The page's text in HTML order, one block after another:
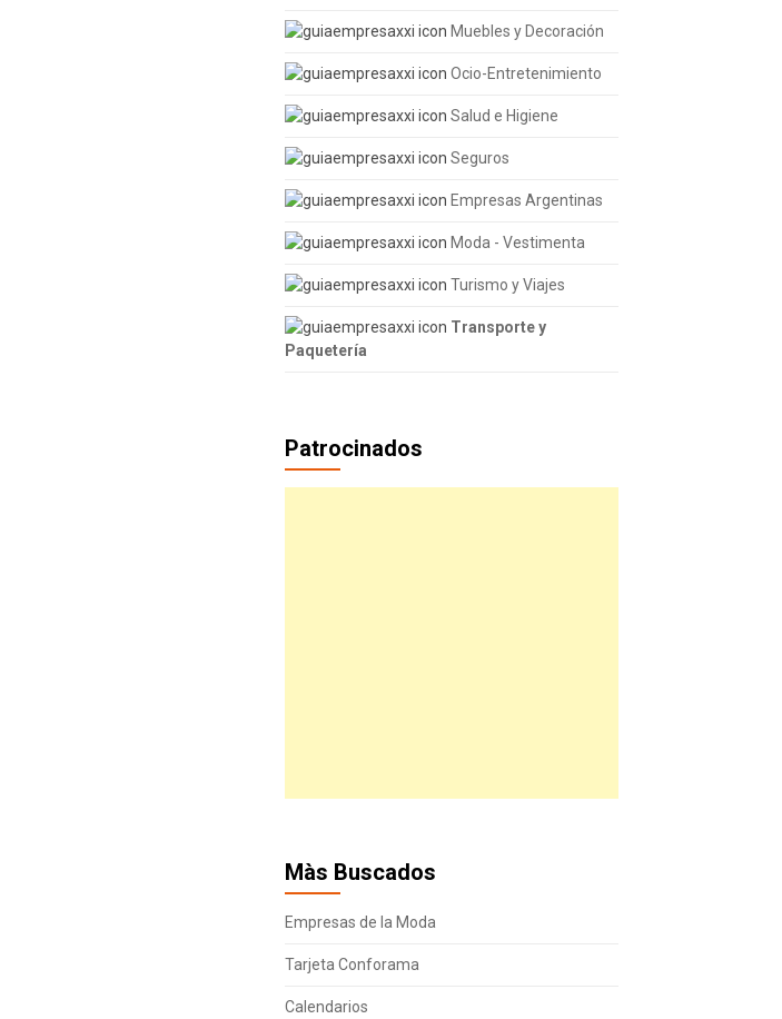
Muebles y Decoración
Ocio-Entretenimiento
Salud e Higiene
Seguros
Empresas Argentinas
Moda - Vestimenta
Turismo y Viajes
Transporte y
Paquetería
Patrocinados
Màs Buscados
Empresas de la Moda
Tarjeta Conforama
Calendarios